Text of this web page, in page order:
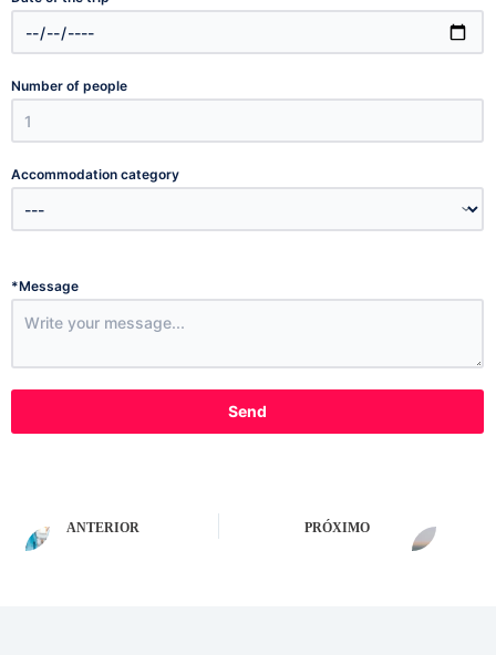
Number of people
Accommodation category
*Message
Send
ANTERIOR PRÓXIMO